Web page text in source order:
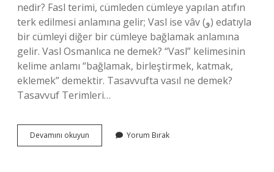
nedir? Fasl terimi, cümleden cümleye yapılan atıfın
terk edilmesi anlamına gelir; Vasl ise vâv (و) edatıyla
bir cümleyi diğer bir cümleye bağlamak anlamına
gelir. Vasl Osmanlıca ne demek? “Vasl” kelimesinin
kelime anlamı “bağlamak, birleştirmek, katmak,
eklemek” demektir. Tasavvufta vasıl ne demek?
Tasavvuf Terimleri…
Devamını okuyun
Ne
Yorum Bırak